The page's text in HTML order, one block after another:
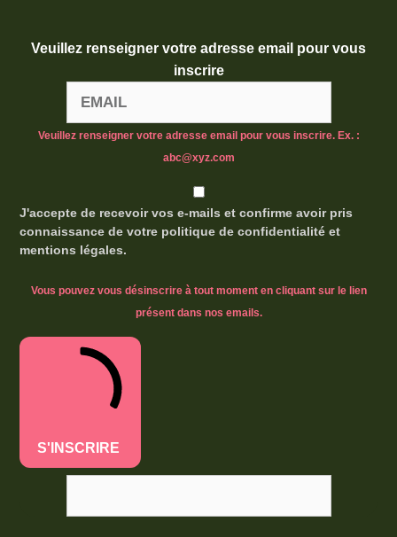
Veuillez renseigner votre adresse email pour vous
inscrire
Veuillez renseigner votre adresse email pour vous inscrire. Ex. :
abc@xyz.com
J'accepte de recevoir vos e-mails et confirme avoir pris
connaissance de votre politique de confidentialité et
mentions légales.
Vous pouvez vous désinscrire à tout moment en cliquant sur le lien
présent dans nos emails.
S'INSCRIRE